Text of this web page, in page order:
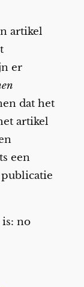
artikel
er
dat het
artikel
een
is: no